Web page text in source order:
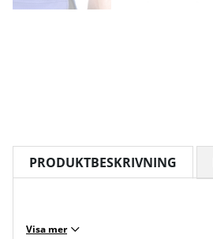
PRODUKTBESKRIVNING
Visa mer